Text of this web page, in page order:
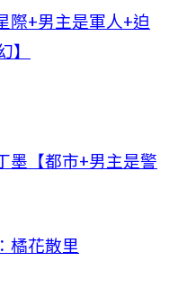
際+男主是軍人+迫
】
墨【都市+男主是警
橘花散里